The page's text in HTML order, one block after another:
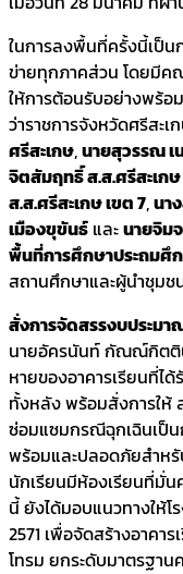
ในการลงพื้นที่ครั้งนี้เป็น
ข่ายทุกภาคส่วน โดยมีค
ให้การต้อนรับอย่างพร้อ
ว่าราชการจังหวัดศรีสะเ
ศรีสะเกษ,นายสุวรรณ เ
จิตสัมฤทธิ์ ส.ส.ศรีสะเกษ
ส.ส.ศรีสะเกษ เขต 7,นา
เมืองขุขันธ์ และนายจิม
พื้นที่การศึกษาประถมศึก
สถานศึกษาและผู้นำชุมช
สั่งการจัดสรรงบประม
นายอัครนันท์ กัณณ์กิตตินั
หายของอาคารเรียนที่ไ
ทั้งหลัง พร้อมสั่งการให้
ซ่อมแซมกรณีฉุกเฉินเป็
พร้อมและปลอดภัยสำหรั
นักเรียนมีห้องเรียนที่มั่น
นี้ ยังได้มอบแนวทางให้โ
2571 เพื่อจัดสร้างอาคา
โทรม ยกระดับมาตรฐาน